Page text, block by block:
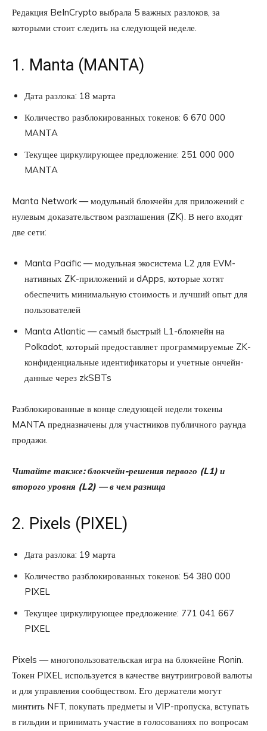
Редакция BeInCrypto выбрала 5 важных разлоков, за
которыми стоит следить на следующей неделе.
1. Manta (MANTA)
Дата разлока: 18 марта
Количество разблокированных токенов: 6 670 000
MANTA
Текущее циркулирующее предложение: 251 000 000
MANTA
Manta Network — модульный блокчейн для приложений с
нулевым доказательством разглашения (ZK). В него входят
две сети:
Manta Pacific — модульная экосистема L2 для EVM-
нативных ZK-приложений и dApps, которые хотят
обеспечить минимальную стоимость и лучший опыт для
пользователей
Manta Atlantic — самый быстрый L1-блокчейн на
Polkadot, который предоставляет программируемые ZK-
конфиденциальные идентификаторы и учетные ончейн-
данные через zkSBTs
Разблокированные в конце следующей недели токены
MANTA предназначены для участников публичного раунда
продажи.
Читайте также: блокчейн-решения первого (L1) и
второго уровня (L2) — в чем разница
2. Pixels (PIXEL)
Дата разлока: 19 марта
Количество разблокированных токенов: 54 380 000
PIXEL
Текущее циркулирующее предложение: 771 041 667
PIXEL
Pixels — многопользовательская игра на блокчейне Ronin.
Токен PIXEL используется в качестве внутриигровой валюты
и для управления сообществом. Его держатели могут
минтить NFT, покупать предметы и VIP-пропуска, вступать
в гильдии и принимать участие в голосованиях по вопросам